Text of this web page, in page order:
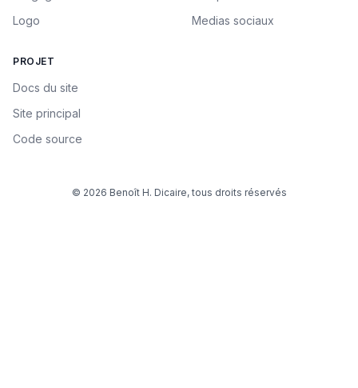
Logo
Medias sociaux
PROJET
Docs du site
Site principal
Code source
© 2026 Benoît H. Dicaire, tous droits réservés